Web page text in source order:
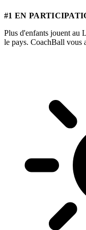
#1 EN
Plus d'enfants jouent au
le pays. CoachBall vous